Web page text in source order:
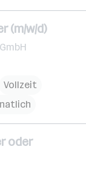
(m/w/d)
Vollzeit
oder